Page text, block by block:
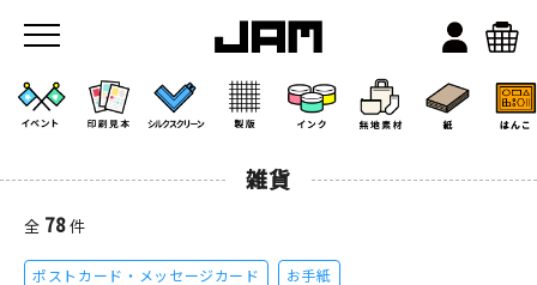
雑貨
全 78件
ポストカード・メッセージカード
お手紙